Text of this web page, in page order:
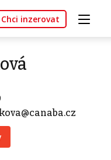
Chci inzerovat